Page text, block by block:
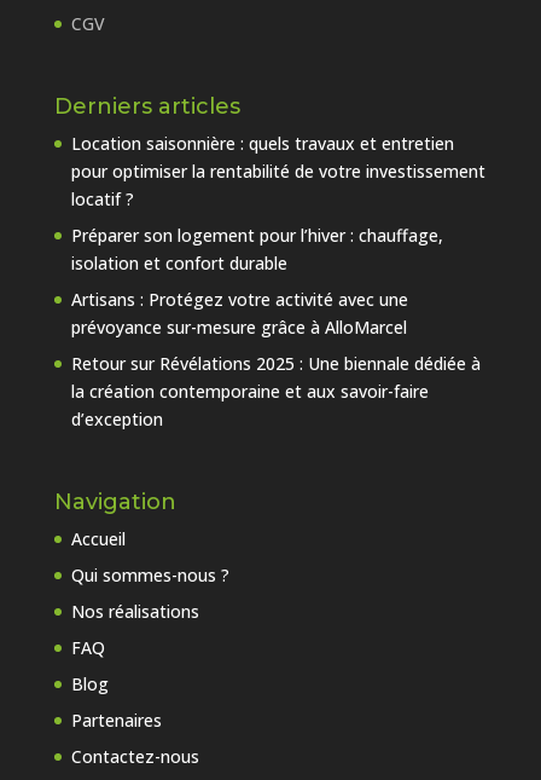
CGV
Derniers articles
Location saisonnière : quels travaux et entretien
pour optimiser la rentabilité de votre investissement
locatif ?
Préparer son logement pour l’hiver : chauffage,
isolation et confort durable
Artisans : Protégez votre activité avec une
prévoyance sur-mesure grâce à AlloMarcel
Retour sur Révélations 2025 : Une biennale dédiée à
la création contemporaine et aux savoir-faire
d’exception
Navigation
Accueil
Qui sommes-nous ?
Nos réalisations
FAQ
Blog
Partenaires
Contactez-nous